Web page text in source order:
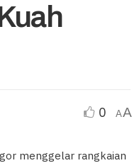
0 AA
menggelar rangkaian